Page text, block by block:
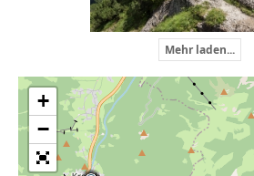
Mehr laden...
+
−